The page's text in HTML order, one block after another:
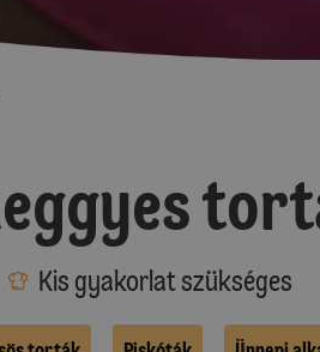
Kis gyakorlat szükséges